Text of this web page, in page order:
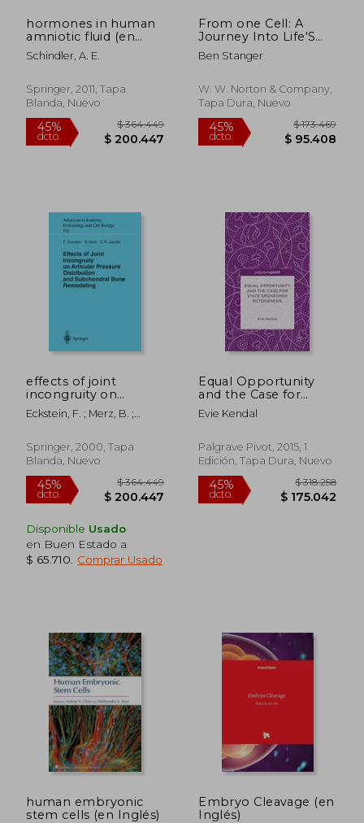
hormones in human
amniotic fluid (en
Inglés)
Schindler, A. E.
Springer, 2011, Tapa
Blanda, Nuevo
From one Cell: A
Journey Into Life'S
Origins and the
Future of Medicine
Ben Stanger
W. W. Norton & Company,
Tapa Dura, Nuevo
effects of joint
incongruity on
articular pressure
distribution and
remodeling (en
Inglés)
Eckstein, F. ; Merz, B. ;
Springer, 2000, Tapa
Blanda, Nuevo
Disponible Usado
en Buen Estado a
$ 65.710
Comprar Usado
Equal Opportunity
and the Case for
State Sponsored
Ectogenesis (en
Evie Kendal
Palgrave Pivot, 2015, 1
Edición, Tapa Dura, Nuevo
human embryonic
stem cells (en Inglés)
Embryo Cleavage (en
Inglés)